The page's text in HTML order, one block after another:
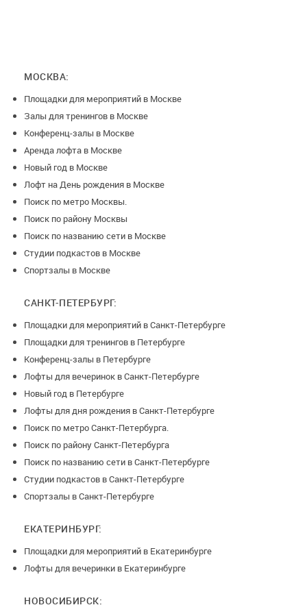
при использовании других сильно пачкающих помещение
средств)
Сторонняя анимация 2000 рублей
Сторонний кейтеринг 2000 рублей
Сторонний фотограф 1000 рублей
В стоимость аренды лофтика входит:
Свч
Стол для взрослых
Стулья 20 штук для взрослых
Стол для детей
Мини-стулья 10 штук
Игровой дом
Карета для кенди бара
Условия возврата денег (предоплата):
-за 15 дней до оплаты проведения возврат 100%
МОСКВА:
Площадки для мероприятий в Москве
Залы для тренингов в Москве
Конференц-залы в Москве
Аренда лофта в Москве
Новый год в Москве
Лофт на День рождения в Москве
Поиск по метро Москвы.
Поиск по району Москвы
Поиск по названию сети в Москве
Студии подкастов в Москве
Спортзалы в Москве
САНКТ-ПЕТЕРБУРГ:
Площадки для мероприятий в Санкт-Петербурге
Площадки для тренингов в Петербурге
Конференц-залы в Петербурге
Лофты для вечеринок в Санкт-Петербурге
Новый год в Петербурге
Лофты для дня рождения в Санкт-Петербурге
Поиск по метро Санкт-Петербурга.
Поиск по району Санкт-Петербурга
Поиск по названию сети в Санкт-Петербурге
Студии подкастов в Санкт-Петербурге
Спортзалы в Санкт-Петербурге
ЕКАТЕРИНБУРГ:
Площадки для мероприятий в Екатеринбурге
Лофты для вечеринки в Екатеринбурге
НОВОСИБИРСК: